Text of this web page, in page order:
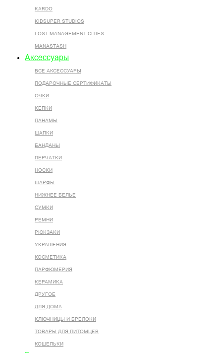
KARDO
KIDSUPER STUDIOS
LOST MANAGEMENT CITIES
MANASTASH
Аксессуары
ВСЕ AКСЕССУАРЫ
ПОДАРОЧНЫЕ СЕРТИФИКАТЫ
ОЧКИ
КЕПКИ
ПАНАМЫ
ШАПКИ
БАНДАНЫ
ПЕРЧАТКИ
НОСКИ
ШАРФЫ
НИЖНЕЕ БЕЛЬЕ
СУМКИ
РЕМНИ
РЮКЗАКИ
УКРАШЕНИЯ
КОСМЕТИКА
ПАРФЮМЕРИЯ
КЕРАМИКА
ДРУГОЕ
ДЛЯ ДОМА
КЛЮЧНИЦЫ И БРЕЛОКИ
ТОВАРЫ ДЛЯ ПИТОМЦЕВ
КОШЕЛЬКИ